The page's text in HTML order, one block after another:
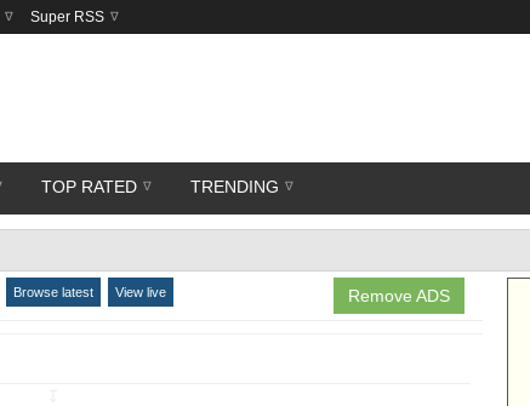
Super RSS
TOP RATED TRENDING
Remove ADS
Browse latest View live